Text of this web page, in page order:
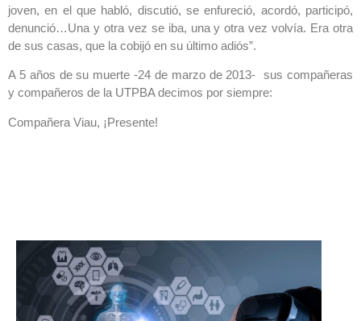
joven, en el que habló, discutió, se enfureció, acordó, participó,
denunció…Una y otra vez se iba, una y otra vez volvía. Era otra
de sus casas, que la cobijó en su último adiós”.
A 5 años de su muerte -24 de marzo de 2013- sus compañeras
y compañeros de la UTPBA decimos por siempre:
Compañera Viau, ¡Presente!